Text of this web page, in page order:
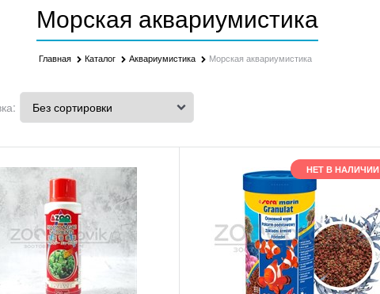
Морская аквариумистика
Главная Каталог Аквариумистика Морская аквариумистика
НЕТ В НАЛИЧИИ